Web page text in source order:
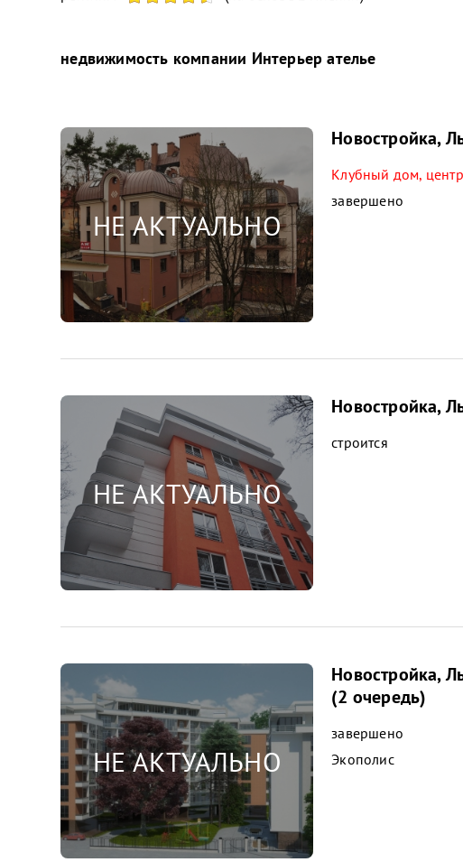
недвижимость компании Интерьер ателье
Новостройка,
Клубный дом,
завершено
Новостройка,
строится
Новостройка,
(2 очередь)
завершено
Экополис